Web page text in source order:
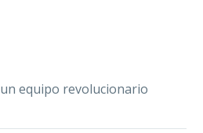
equipo revolucionario